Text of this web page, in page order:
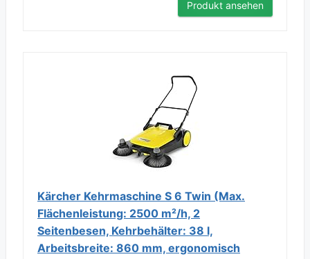
Produkt ansehen
Kärcher Kehrmaschine S 6 Twin (Max.
Flächenleistung: 2500 m²/h, 2
Seitenbesen, Kehrbehälter: 38 l,
Arbeitsbreite: 860 mm, ergonomisch